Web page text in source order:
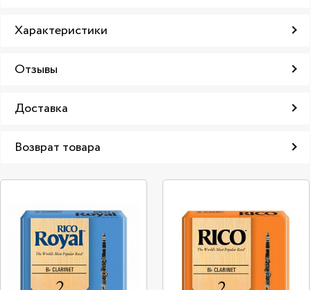
Характеристики
Отзывы
Доставка
Возврат товара